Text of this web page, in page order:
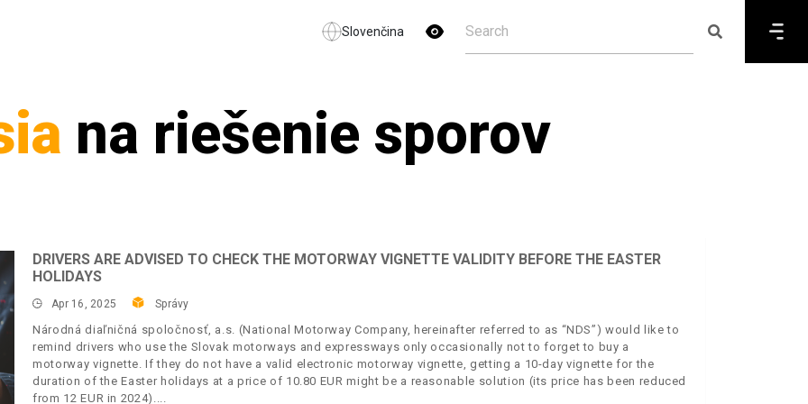
Slovenčina
na riešenie sporov
DRIVERS ARE ADVISED TO CHECK THE MOTORWAY VIGNETTE VALIDITY BEFORE THE EASTER
HOLIDAYS
Apr 16, 2025 Správy
Národná diaľničná spoločnosť, a.s. (National Motorway Company, hereinafter referred to as “NDS”) would like to
remind drivers who use the Slovak motorways and expressways only occasionally not to forget to buy a
motorway vignette. If they do not have a valid electronic motorway vignette, getting a 10-day vignette for the
duration of the Easter holidays at a price of 10.80 EUR might be a reasonable solution (its price has been reduced
from 12 EUR in 2024).